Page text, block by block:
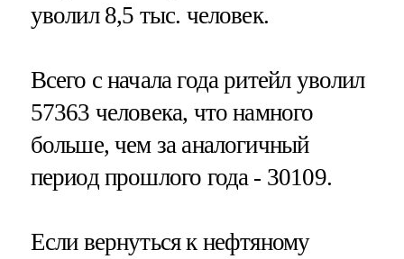
уволил 8,5 тыс. человек.
Всего с начала года ритейл уволил
57363 человека, что намного
больше, чем за аналогичный
период прошлого года - 30109.
Если вернуться к нефтяному